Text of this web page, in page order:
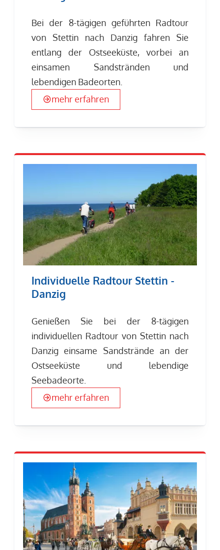
Bei der 8-tägigen geführten Radtour
von Stettin nach Danzig fahren Sie
entlang der Ostseeküste, vorbei an
einsamen Sandstränden und
lebendigen Badeorten.
mehr erfahren
Individuelle Radtour Stettin -
Danzig
Genießen Sie bei der 8-tägigen
individuellen Radtour von Stettin nach
Danzig einsame Sandstrände an der
Ostseeküste und lebendige
Seebadeorte.
mehr erfahren